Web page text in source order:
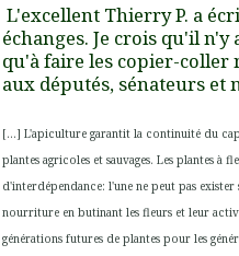
L'excellent Thierry P. a
échanges. Je crois qu'il
qu'à faire les copier-coller
aux députés, sénateurs et
[…] L'apiculture garantit la continuité du
plantes agricoles et sauvages. Les plantes à
d'interdépendance: l'une ne peut pas
nourriture en butinant les fleurs et leur
générations futures de plantes pour les